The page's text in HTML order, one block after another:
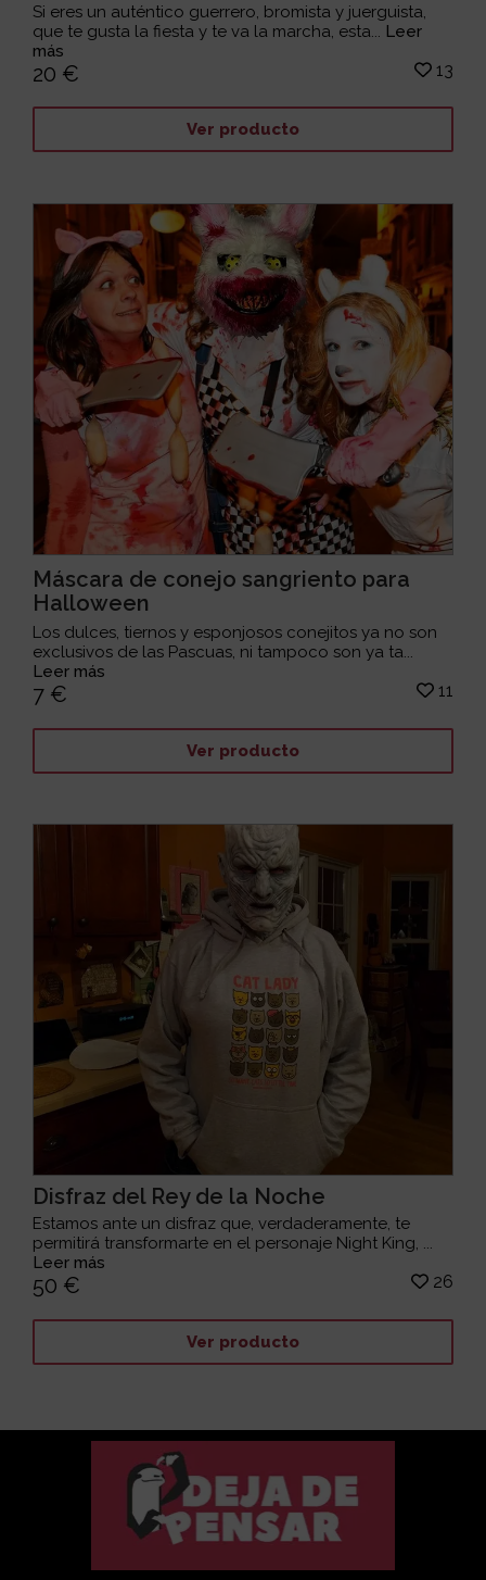
Si eres un auténtico guerrero, bromista y juerguista,
que te gusta la fiesta y te va la marcha, esta... Leer
más
20 € 13
Ver producto
Máscara de conejo sangriento para
Halloween
Los dulces, tiernos y esponjosos conejitos ya no son
exclusivos de las Pascuas, ni tampoco son ya ta...
Leer más
7 € 11
Ver producto
Disfraz del Rey de la Noche
Estamos ante un disfraz que, verdaderamente, te
permitirá transformarte en el personaje Night King, ...
Leer más
50 € 26
Ver producto